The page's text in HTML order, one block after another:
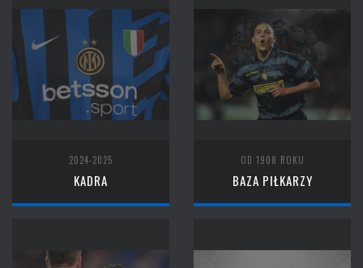
2024-2025
KADRA
OD 1908 ROKU
BAZA PIŁKARZY